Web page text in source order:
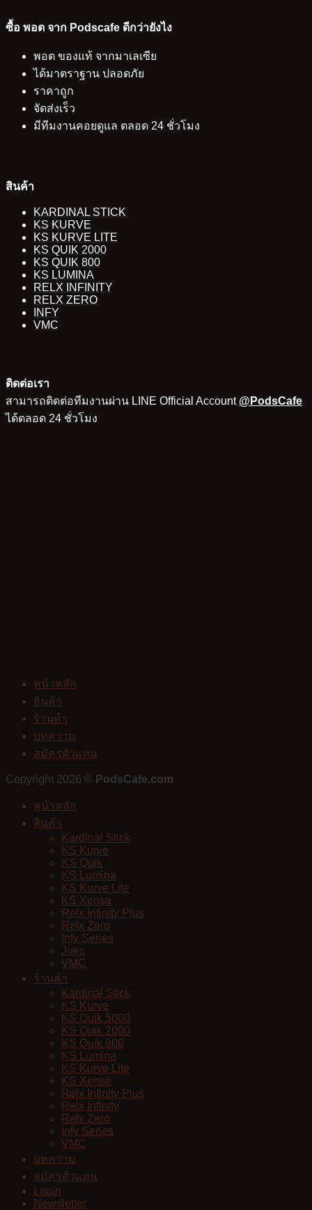
ซื้อ พอต จาก Podscafe ดีกว่ายังไง
พอต ของแท้ จากมาเลเซีย
ได้มาตราฐาน ปลอดภัย
ราคาถูก
จัดส่งเร็ว
มีทีมงานคอยดูแล ตลอด 24 ชั่วโมง
สินค้า
KARDINAL STICK
KS KURVE
KS KURVE LITE
KS QUIK 2000
KS QUIK 800
KS LUMINA
RELX INFINITY
RELX ZERO
INFY
VMC
ติดต่อเรา
สามารถติดต่อทีมงานผ่าน LINE Official Account @PodsCafe
ได้ตลอด 24 ชั่วโมง
หน้าหลัก
สินค้า
ร้านค้า
บทความ
สมัครตัวแทน
Copyright 2026 © PodsCafe.com
หน้าหลัก
สินค้า
Kardinal Stick
KS Kurve
KS Quik
KS Lumina
KS Kurve Lite
KS Xense
Relx Infinity Plus
Relx Zero
Infy Series
Jues
VMC
ร้านค้า
Kardinal Stick
KS Kurve
KS Quik 5000
KS Quik 2000
KS Quik 800
KS Lumina
KS Kurve Lite
KS Xense
Relx Infinity Plus
Relx Infinity
Relx Zero
Infy Series
VMC
บทความ
สมัครตัวแทน
Login
Newsletter